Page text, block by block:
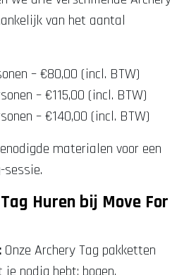
van het aantal
– €80,00 (incl. BTW)
– €115,00 (incl. BTW)
– €140,00 (incl. BTW)
materialen voor een
sessie.
Huren bij Move For
Onze Archery Tag pakketten